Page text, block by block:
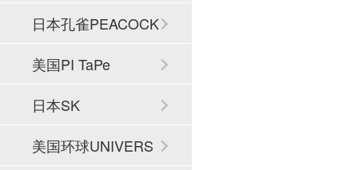
日本孔雀PEACOCK
美国PI TaPe
日本SK
美国环球UNIVERS